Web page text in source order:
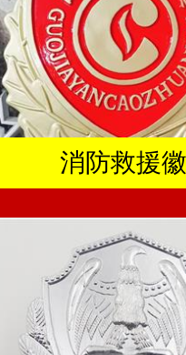
消防救援徽